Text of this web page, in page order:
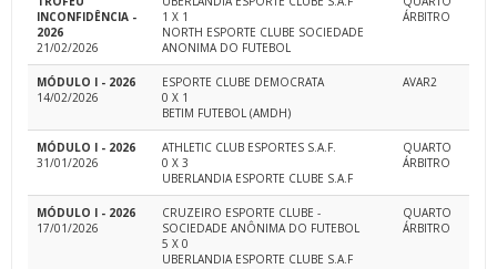
INCONFIDÊNCIA -
2026
21/02/2026
1 X 1
NORTH ESPORTE CLUBE SOCIEDADE
ANONIMA DO FUTEBOL
ÁRBITRO
MÓDULO I - 2026
14/02/2026
ESPORTE CLUBE DEMOCRATA
0 X 1
BETIM FUTEBOL (AMDH)
AVAR2
MÓDULO I - 2026
31/01/2026
ATHLETIC CLUB ESPORTES S.A.F.
0 X 3
UBERLANDIA ESPORTE CLUBE S.A.F
QUARTO
ÁRBITRO
MÓDULO I - 2026
17/01/2026
CRUZEIRO ESPORTE CLUBE -
SOCIEDADE ANÔNIMA DO FUTEBOL
5 X 0
UBERLANDIA ESPORTE CLUBE S.A.F
QUARTO
ÁRBITRO